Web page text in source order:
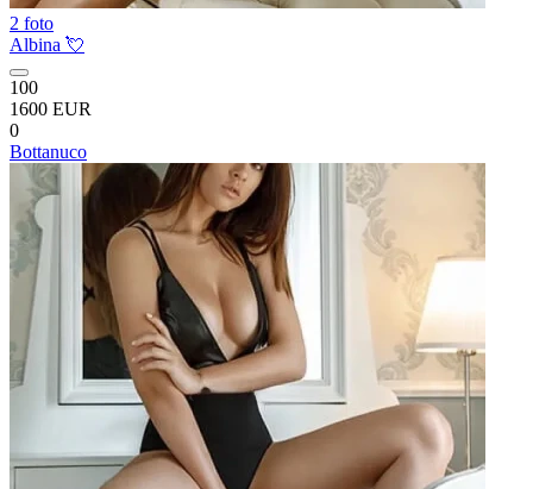
2 foto
Albina 💘
100
1600 EUR
0
Bottanuco